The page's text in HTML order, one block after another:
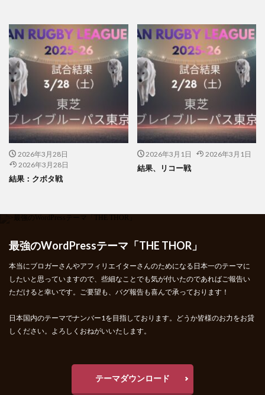
2026年3月28日
2026年3月28日
結果：クボタ戦
2026年3月1日 2026年3月1日
結果、リコー戦
最強のWordPressテーマ「THE THOR」
本当にブロガーさんやアフィリエイターさんのためになる日本一のテーマに
したいと思っていますので、些細なことでも気が付いたのであればご報告い
ただけると幸いです。ご要望も、バグ報告も喜んで承っております！
日本国内のテーマでナンバー1を目指しております。どうか皆様のお力をお貸
しください。よろしくおねがいいたします。
テーマダウンロード